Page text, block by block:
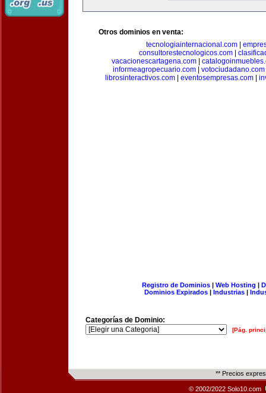
Otros dominios en venta:
tecnologiainternacional.com|
consultorestecnologicos.com
vacacionescartagena.com
informeagropecuario.com| votociudadano.com
librosinteractivos.com| eventosempresas.com|
Registro de Dominios| Web Hosting |
Dominios Expirados | Industrias |
Categorías de Dominio:
[Pág.
** Precios
© 2002/2022 Solo10.com